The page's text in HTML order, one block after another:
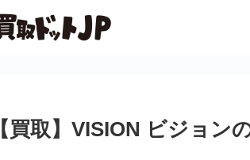
【買取】VISION ビジョン